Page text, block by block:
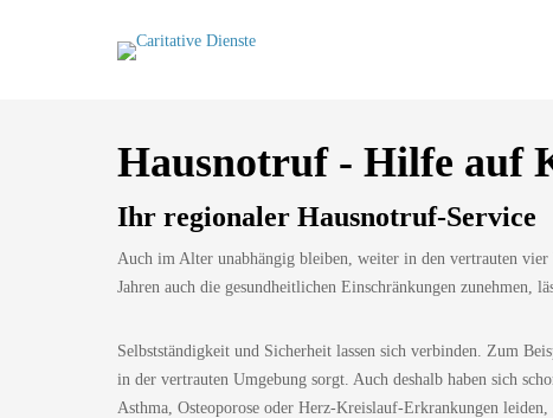
Hausnotruf - Hilfe auf
Ihr regionaler Hausnotruf-Service
Auch im Alter unabhängig bleiben, weiter in den vertrauten
Jahren auch die gesundheitlichen Einschränkungen
Selbstständigkeit und Sicherheit lassen sich verbinden. Zum
in der vertrauten Umgebung sorgt. Auch deshalb haben sich
Asthma, Osteoporose oder Herz-Kreislauf-Erkrankungen